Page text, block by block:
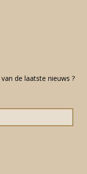
de laatste nieuws ?